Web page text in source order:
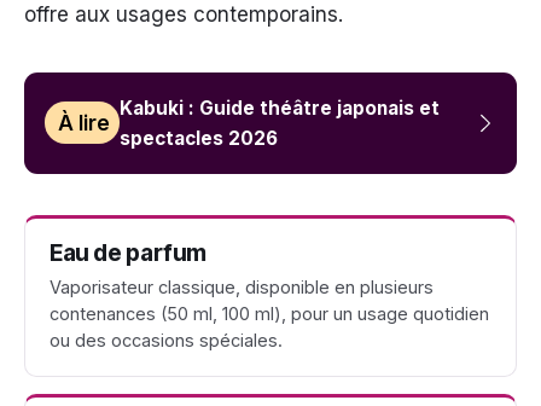
offre aux usages contemporains.
À lire
Kabuki : Guide théâtre japonais et
spectacles 2026
Eau de parfum
Vaporisateur classique, disponible en plusieurs
contenances (50 ml, 100 ml), pour un usage quotidien
ou des occasions spéciales.